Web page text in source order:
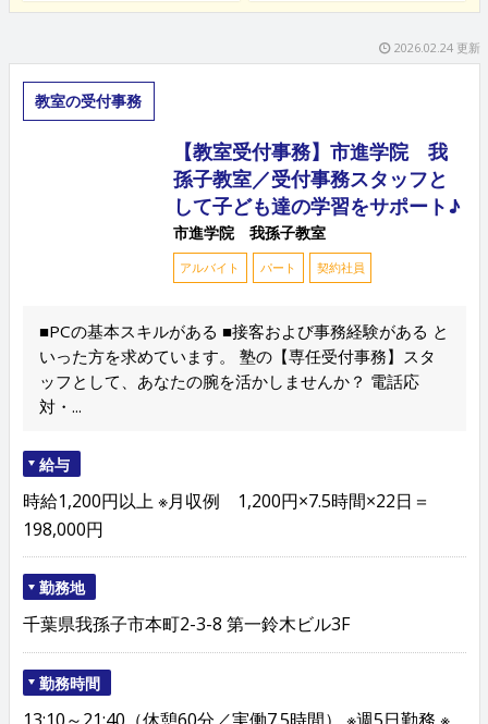
2026.02.24 更新
教室の受付事務
【教室受付事務】市進学院 我
孫子教室／受付事務スタッフと
して子ども達の学習をサポート♪
市進学院 我孫子教室
アルバイト パート 契約社員
■PCの基本スキルがある ■接客および事務経験がある と
いった方を求めています。 塾の【専任受付事務】スタ
ッフとして、あなたの腕を活かしませんか？ 電話応
対・...
給与
時給1,200円以上 ※月収例 1,200円×7.5時間×22日＝
198,000円
勤務地
千葉県我孫子市本町2-3-8 第一鈴木ビル3F
勤務時間